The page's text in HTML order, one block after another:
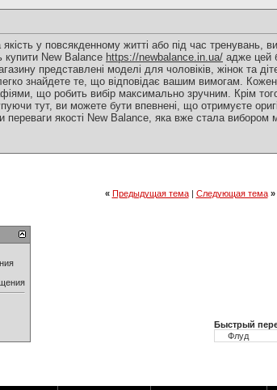
у повсякденному житті або під час тренувань,
New Balance https://newbalance.in.ua/ адже цей
представлені моделі для чоловіків, жінок та
легко знайдете те, що відповідає вашим вимогам.
що робить вибір максимально зручним. Крім
тут, ви можете бути впевнені, що отримуєте
переваги якості New Balance, яка вже стала вибором
« Предыдущая тема| Следующая тема »
Быстрый